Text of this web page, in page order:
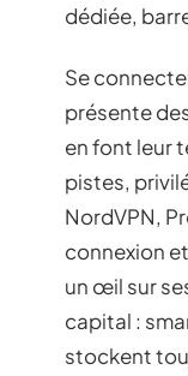
dédiée,
Se
présente
en font leur
pistes,
NordVPN,
connexion
un œil sur
capital :
stockent